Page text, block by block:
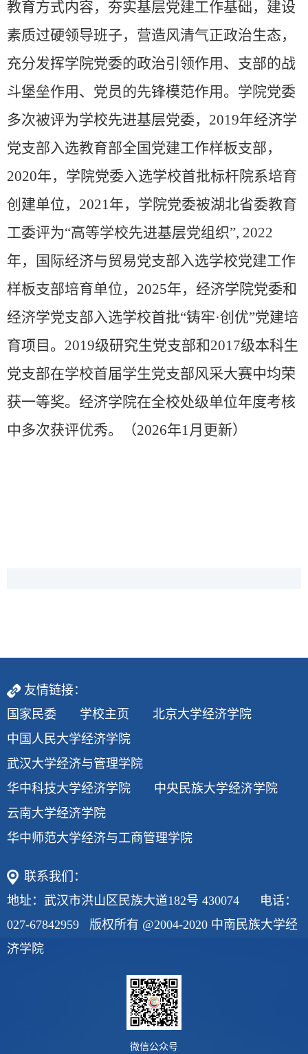
教育方式内容，夯实基层党建工作基础，建设
素质过硬领导班子，营造风清气正政治生态，
充分发挥学院党委的政治引领作用、支部的战
斗堡垒作用、党员的先锋模范作用。学院党委
多次被评为学校先进基层党委，2019年经济学
党支部入选教育部全国党建工作样板支部，
2020年，学院党委入选学校首批标杆院系培育
创建单位， 2021 年，学院党委被湖北省委教育
工委评为“高等学校先进基层党组织”, 2022
年，国际经济与贸易党支部入选学校党建工作
样板支部培育单位，2025年，经济学院党委和
经济学党支部入选学校首批“铸牢·创优”党建培
育项目。 2019级研究生党支部和2017级本科生
党支部在学校首届学生党支部风采大赛中均荣
获一等奖。经济学院在全校处级单位年度考核
中多次获评优秀。（2026年1 月更新）
友情链接：
国家民委
学校主页
北京大学经济学院
中国人民大学经济学院
武汉大学经济与管理学院
华中科技大学经济学院
中央民族大学经济学院
云南大学经济学院
华中师范大学经济与工商管理学院
联系我们：
地址：武汉市洪山区民族大道182号 430074 电话：
027-67842959 版权所有 @2004-2020 中南民族大学经
济学院
微信公众号